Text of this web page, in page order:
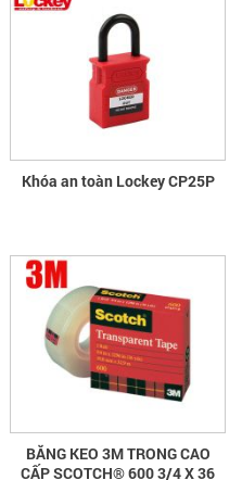
Khóa an toàn Lockey CP25P
BĂNG KEO 3M TRONG CAO
CẤP SCOTCH® 600 3/4 X 36